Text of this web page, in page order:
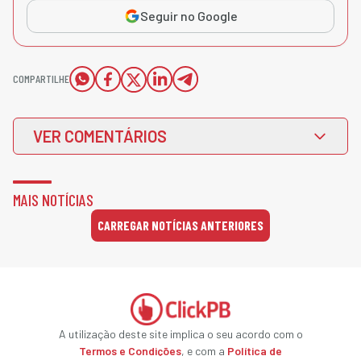
Seguir no Google
COMPARTILHE
VER COMENTÁRIOS
MAIS NOTÍCIAS
CARREGAR NOTÍCIAS ANTERIORES
A utilização deste site implica o seu acordo com o
Termos e Condições, e com a Política de